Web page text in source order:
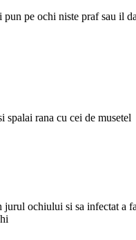
pe ochi niste praf sau il
rana cu cei de musetel
ochiului si sa infectat